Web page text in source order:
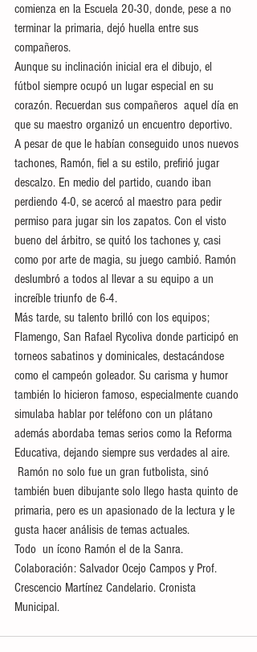
comienza en la Escuela 20-30, donde, pese a no
terminar la primaria, dejó huella entre sus
compañeros.
Aunque su inclinación inicial era el dibujo, el
fútbol siempre ocupó un lugar especial en su
corazón. Recuerdan sus compañeros  aquel día en
que su maestro organizó un encuentro deportivo.
A pesar de que le habían conseguido unos nuevos
tachones, Ramón, fiel a su estilo, prefirió jugar
descalzo. En medio del partido, cuando iban
perdiendo 4-0, se acercó al maestro para pedir
permiso para jugar sin los zapatos. Con el visto
bueno del árbitro, se quitó los tachones y, casi
como por arte de magia, su juego cambió. Ramón
deslumbró a todos al llevar a su equipo a un
increíble triunfo de 6-4.
Más tarde, su talento brilló con los equipos;
Flamengo, San Rafael Rycoliva donde participó en
torneos sabatinos y dominicales, destacándose
como el campeón goleador. Su carisma y humor
también lo hicieron famoso, especialmente cuando
simulaba hablar por teléfono con un plátano
además abordaba temas serios como la Reforma
Educativa, dejando siempre sus verdades al aire.
también buen dibujante solo llego hasta quinto de
primaria, pero es un apasionado de la lectura y le
gusta hacer análisis de temas actuales.
Todo  un ícono Ramón el de la Sanra.
Colaboración: Salvador Ocejo Campos y Prof.
Crescencio Martínez Candelario. Cronista
Municipal.